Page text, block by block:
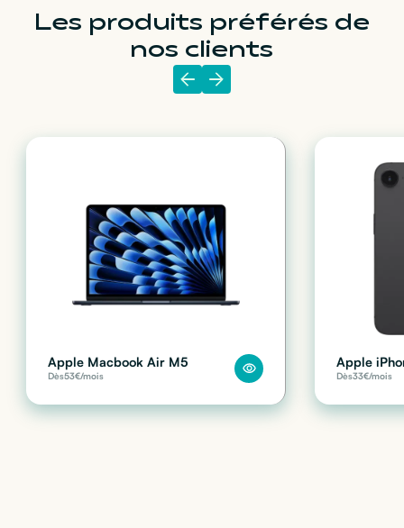
Les produits préférés de
nos clients
Apple Macbook Air M5
Dès53€/mois
Apple
Dès33€/mois